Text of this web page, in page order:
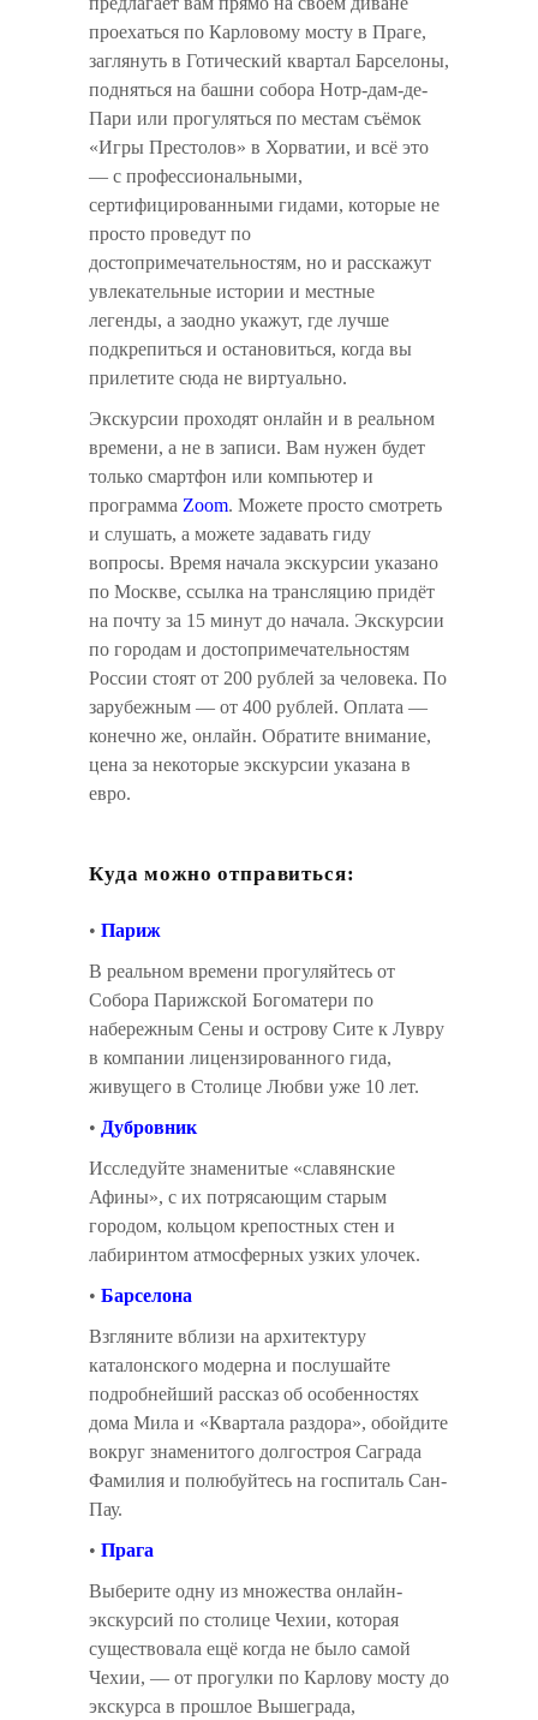
проехаться по Карловому мосту в Праге,
заглянуть в Готический квартал Барселоны,
подняться на башни собора Нотр-дам-де-
Пари или прогуляться по местам съёмок
«Игры Престолов» в Хорватии, и всё это
— с профессиональными,
сертифицированными гидами, которые не
просто проведут по
достопримечательностям, но и расскажут
увлекательные истории и местные
легенды, а заодно укажут, где лучше
подкрепиться и остановиться, когда вы
прилетите сюда не виртуально.
Экскурсии проходят онлайн и в реальном
времени, а не в записи. Вам нужен будет
только смартфон или компьютер и
программа Zoom. Можете просто смотреть
и слушать, а можете задавать гиду
вопросы. Время начала экскурсии указано
по Москве, ссылка на трансляцию придёт
на почту за 15 минут до начала. Экскурсии
по городам и достопримечательностям
России стоят от 200 рублей за человека. По
зарубежным — от 400 рублей. Оплата —
конечно же, онлайн. Обратите внимание,
цена за некоторые экскурсии указана в
евро.
Куда можно отправиться:
• Париж
В реальном времени прогуляйтесь от
Собора Парижской Богоматери по
набережным Сены и острову Сите к Лувру
в компании лицензированного гида,
живущего в Столице Любви уже 10 лет.
• Дубровник
Исследуйте знаменитые «славянские
Афины», с их потрясающим старым
городом, кольцом крепостных стен и
лабиринтом атмосферных узких улочек.
• Барселона
Взгляните вблизи на архитектуру
каталонского модерна и послушайте
подробнейший рассказ об особенностях
дома Мила и «Квартала раздора», обойдите
вокруг знаменитого долгостроя Саграда
Фамилия и полюбуйтесь на госпиталь Сан-
Пау.
• Прага
Выберите одну из множества онлайн-
экскурсий по столице Чехии, которая
существовала ещё когда не было самой
Чехии, — от прогулки по Карлову мосту до
экскурса в прошлое Вышеграда,